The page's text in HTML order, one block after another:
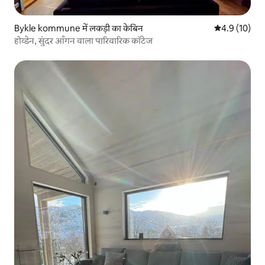
Bykle kommune में लकड़ी का केबिन औसत रेटिंग 5
4.9 (10)
होव्डेन, सुंदर आँगन वाला पारिवारिक कॉटेज